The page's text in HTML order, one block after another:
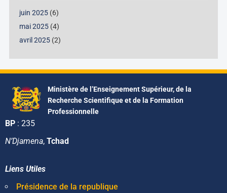
juin 2025(6)
mai 2025(4)
avril 2025(2)
Ministère de l’Enseignement Supérieur, de la
Recherche Scientifique et de la Formation
Professionnelle
BP : 235
N’Djamena, Tchad
Liens Utiles
Présidence de la republique